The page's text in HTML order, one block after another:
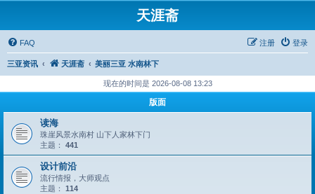
天涯斋
FAQ 登录
注册
三亚资讯 天涯斋 美丽三亚 水南林下
现在的时间是 2026-08-08 13:23
版面
读海
珠崖风景水南村 山下人家林下门
主题： 441
设计前沿
流行情报，大师观点
主题： 114